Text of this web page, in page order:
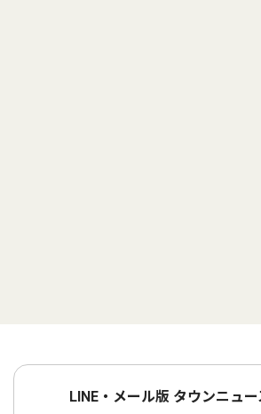
LINE・メール版 タウンニュ